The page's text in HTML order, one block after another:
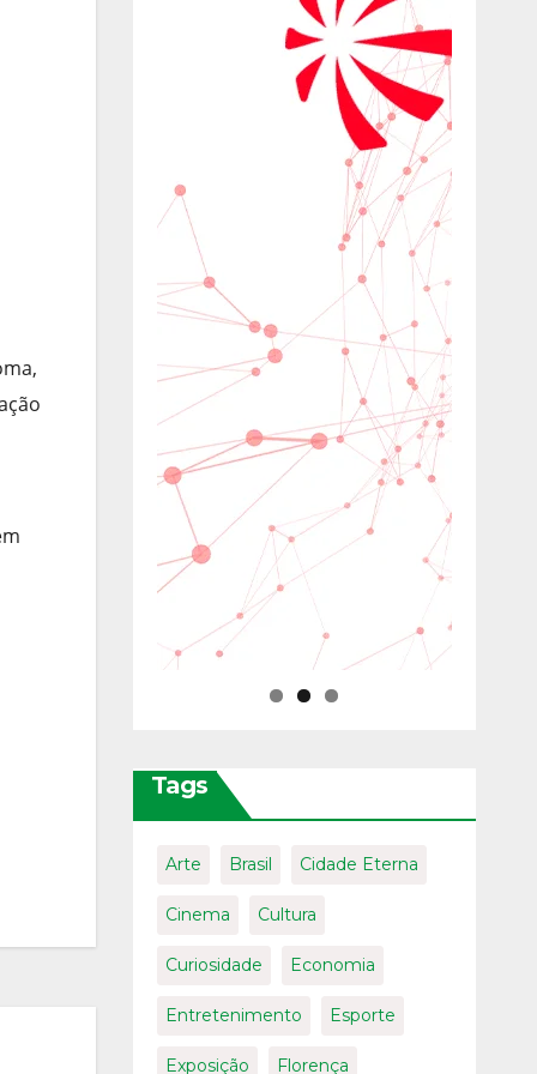
Tags
Arte Brasil Cidade Eterna
Cinema Cultura
Curiosidade Economia
Entretenimento Esporte
Exposição Florença